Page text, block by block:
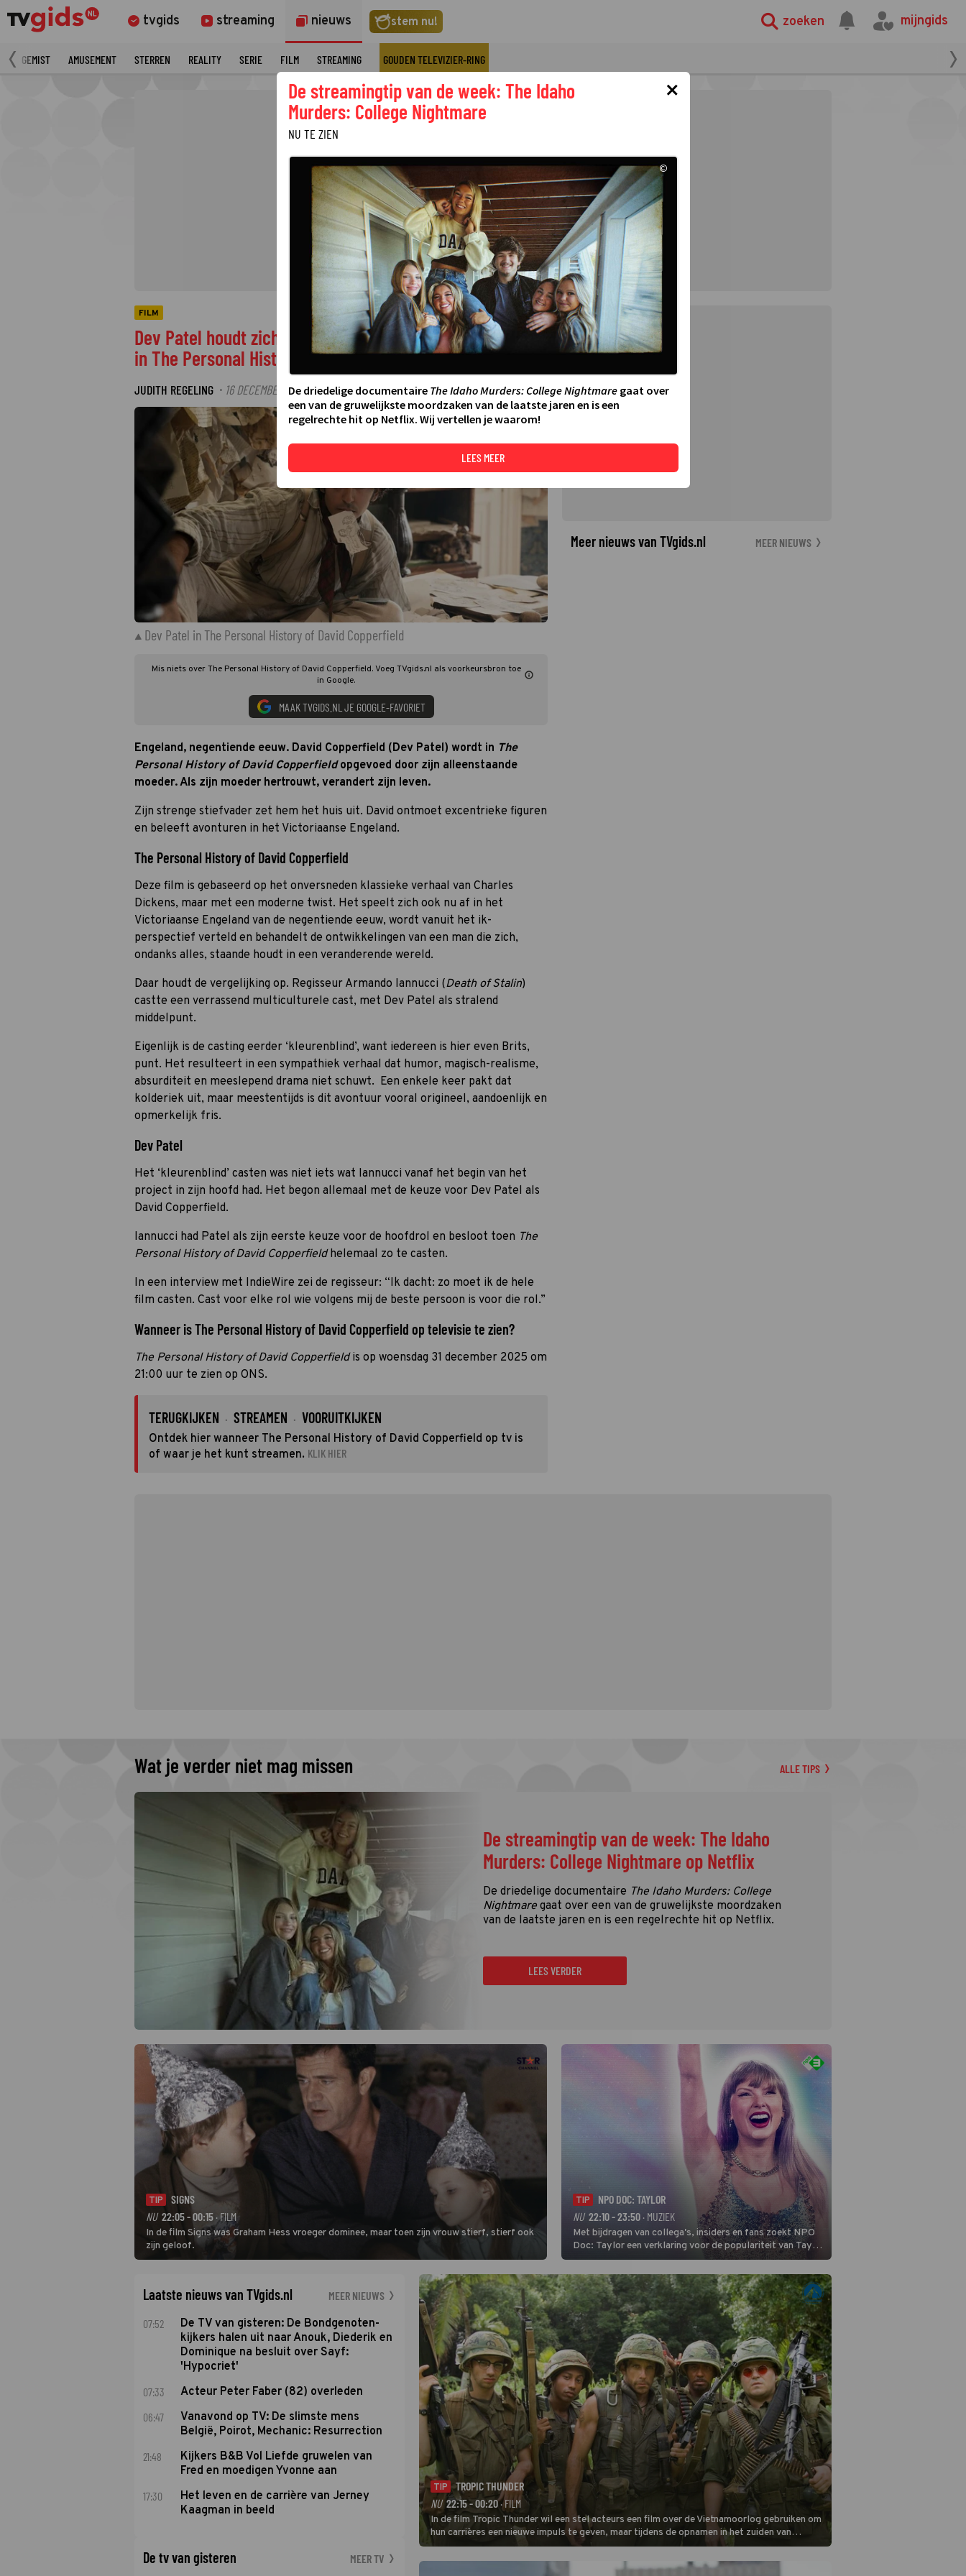
tvgids streaming nieuws stem nu! zoeken mijngids
GEMIST AMUSEMENT STERREN REALITY SERIE FILM STREAMING GOUDEN TELEVIZIER-RING
FILM
Dev Patel houdt zich staande in een veranderende wereld
in The Personal History of David Copperfield
JUDITH REGELING · 16 DECEMBER 2025 14:16·LAATSTE UPDATE:17-12-25 13:55
©
Dev Patel in The Personal History of David Copperfield
Mis niets over The Personal History of David Copperfield. Voeg TVgids.nl als voorkeursbron toe
in Google.
MAAK TVGIDS.NL JE GOOGLE-FAVORIET
Engeland, negentiende eeuw. David Copperfield (Dev Patel) wordt in The
Personal History of David Copperfieldopgevoed door zijn alleenstaande
moeder. Als zijn moeder hertrouwt, verandert zijn leven.
Zijn strenge stiefvader zet hem het huis uit. David ontmoet excentrieke figuren
en beleeft avonturen in het Victoriaanse Engeland.
The Personal History of David Copperfield
Deze film is gebaseerd op het onversneden klassieke verhaal van Charles
Dickens, maar met een moderne twist. Het speelt zich ook nu af in het
Victoriaanse Engeland van de negentiende eeuw, wordt vanuit het ik-
perspectief verteld en behandelt de ontwikkelingen van een man die zich,
ondanks alles, staande houdt in een veranderende wereld.
Daar houdt de vergelijking op. Regisseur Armando Iannucci (Death of Stalin)
castte een verrassend multiculturele cast, met Dev Patel als stralend
middelpunt.
Eigenlijk is de casting eerder ‘kleurenblind’, want iedereen is hier even Brits,
punt. Het resulteert in een sympathiek verhaal dat humor, magisch-realisme,
absurditeit en meeslepend drama niet schuwt. Een enkele keer pakt dat
kolderiek uit, maar meestentijds is dit avontuur vooral origineel, aandoenlijk en
opmerkelijk fris.
Dev Patel
Het ‘kleurenblind’ casten was niet iets wat Iannucci vanaf het begin van het
project in zijn hoofd had. Het begon allemaal met de keuze voor Dev Patel als
David Copperfield.
Iannucci had Patel als zijn eerste keuze voor de hoofdrol en besloot toen The
Personal History of David Copperfieldhelemaal zo te casten.
In een interview met IndieWire zei de regisseur: “Ik dacht: zo moet ik de hele
film casten. Cast voor elke rol wie volgens mij de beste persoon is voor die rol.”
Wanneer is The Personal History of David Copperfield op televisie te zien?
The Personal History of David Copperfieldis op woensdag 31 december 2025 om
21:00 uur te zien op ONS.
TERUGKIJKEN · STREAMEN · VOORUITKIJKEN
Ontdek hier wanneer The Personal History of David Copperfield op tv is
of waar je het kunt streamen. KLIK HIER
Meer nieuws van TVgids.nl MEER NIEUWS
Wat je verder niet mag missen ALLE TIPS
De streamingtip van de week: The Idaho
Murders: College Nightmare op Netflix
De driedelige documentaire The Idaho Murders: College
Nightmare gaat over een van de gruwelijkste moordzaken
van de laatste jaren en is een regelrechte hit op Netflix.
LEES VERDER
TIP
SIGNS
NU 22:05 - 00:15 · FILM
In de film Signs was Graham Hess vroeger dominee, maar toen zijn vrouw stierf, stierf ook
zijn geloof.
TIP
NPO DOC: TAYLOR
NU 22:10 - 23:50 · MUZIEK
Met bijdragen van collega's, insiders en fans zoekt NPO
Doc: Taylor een verklaring voor de populariteit van Taylor
Swift. De singer-songwriter is een van de succesvolste
sterren van onze tijd en een inspiratie voor velen. (HH)
Laatste nieuws van TVgids.nl MEER NIEUWS
07:52
De TV van gisteren: De Bondgenoten-
kijkers halen uit naar Anouk, Diederik en
Dominique na besluit over Sayf:
'Hypocriet'
07:33 Acteur Peter Faber (82) overleden
06:47
Vanavond op TV: De slimste mens
België, Poirot, Mechanic: Resurrection
21:48
Kijkers B&B Vol Liefde gruwelen van
Fred en moedigen Yvonne aan
17:30
Het leven en de carrière van Jerney
Kaagman in beeld
De tv van gisteren MEER TV
TIP
TROPIC THUNDER
NU 22:15 - 00:20· FILM
In de film Tropic Thunder wil een stel acteurs een film over de Vietnamoorlog gebruiken om
hun carrières een nieuwe impuls te geven, maar tijdens de opnamen in het zuiden van
Vietnam komen ze in een oorlog tussen twee drugsbendes terecht.
×
De streamingtip van de week: The Idaho
Murders: College Nightmare
NU TE ZIEN
©
De driedelige documentaire The Idaho Murders: College Nightmaregaat over
een van de gruwelijkste moordzaken van de laatste jaren en is een
regelrechte hit op Netflix. Wij vertellen je waarom!
LEES MEER